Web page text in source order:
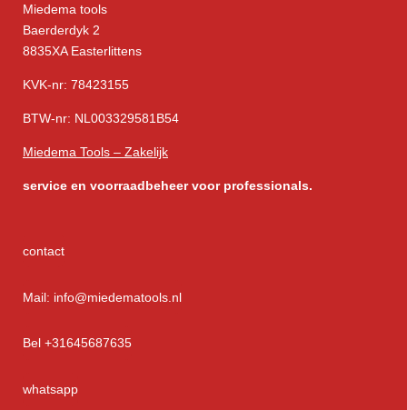
Miedema tools
Baerderdyk 2
8835XA Easterlittens
KVK-nr: 78423155
BTW-nr: NL003329581B54
Miedema Tools – Zakelijk
service en voorraadbeheer voor professionals.
contact
Mail: info@miedematools.nl
Bel +31645687635
whatsapp